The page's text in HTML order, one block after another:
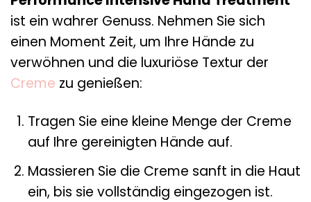
ist ein wahrer Genuss. Nehmen Sie sich
einen Moment Zeit, um Ihre Hände zu
verwöhnen und die luxuriöse Textur der
Creme zu genießen:
Tragen Sie eine kleine Menge der Creme
auf Ihre gereinigten Hände auf.
Massieren Sie die Creme sanft in die Haut
ein, bis sie vollständig eingezogen ist.